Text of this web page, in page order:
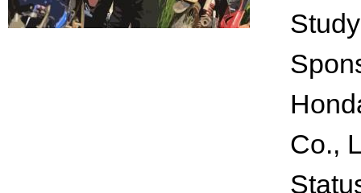
Co.,